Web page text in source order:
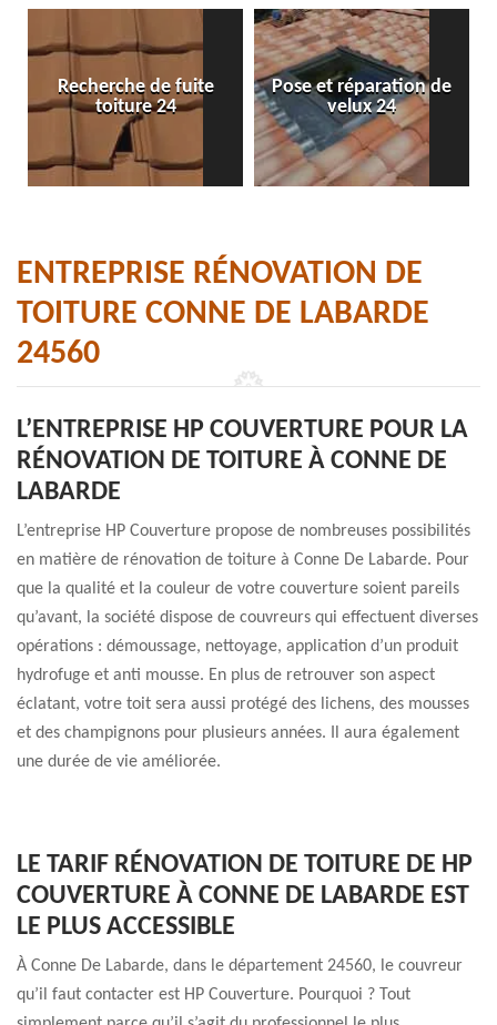
Recherche de fuite
toiture 24
Pose et réparation de
velux 24
ENTREPRISE RÉNOVATION DE
TOITURE CONNE DE LABARDE
24560
L’ENTREPRISE HP COUVERTURE POUR LA
RÉNOVATION DE TOITURE À CONNE DE
LABARDE
L’entreprise HP Couverture propose de nombreuses possibilités
en matière de rénovation de toiture à Conne De Labarde. Pour
que la qualité et la couleur de votre couverture soient pareils
qu’avant, la société dispose de couvreurs qui effectuent diverses
opérations : démoussage, nettoyage, application d’un produit
hydrofuge et anti mousse. En plus de retrouver son aspect
éclatant, votre toit sera aussi protégé des lichens, des mousses
et des champignons pour plusieurs années. Il aura également
une durée de vie améliorée.
LE TARIF RÉNOVATION DE TOITURE DE HP
COUVERTURE À CONNE DE LABARDE EST
LE PLUS ACCESSIBLE
À Conne De Labarde, dans le département 24560, le couvreur
qu’il faut contacter est HP Couverture. Pourquoi ? Tout